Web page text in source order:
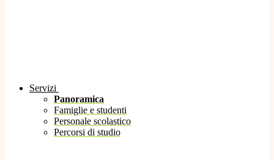
Servizi
Panoramica
Famiglie e studenti
Personale scolastico
Percorsi di studio